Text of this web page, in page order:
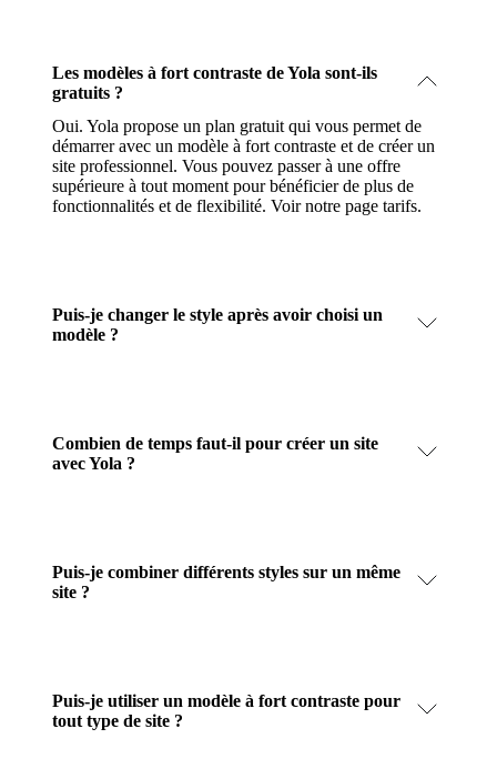
Les modèles à fort contraste de Yola sont-ils
gratuits ?
Oui. Yola propose un plan gratuit qui vous permet de
démarrer avec un modèle à fort contraste et de créer un
site professionnel. Vous pouvez passer à une offre
supérieure à tout moment pour bénéficier de plus de
fonctionnalités et de flexibilité. Voir notre page tarifs.
Puis-je changer le style après avoir choisi un
modèle ?
Combien de temps faut-il pour créer un site
avec Yola ?
Puis-je combiner différents styles sur un même
site ?
Puis-je utiliser un modèle à fort contraste pour
tout type de site ?